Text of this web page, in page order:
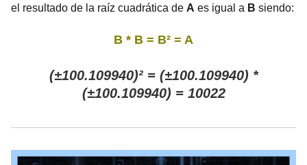
el resultado de la raíz cuadrática de A es igual a B siendo:
B * B = B² = A
(±100.109940)² = (±100.109940) *
(±100.109940) = 10022